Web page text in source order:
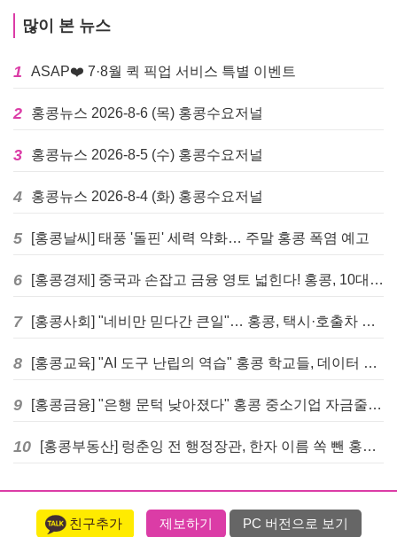
많이 본 뉴스
1 ASAP❤️ 7·8월 퀵 픽업 서비스 특별 이벤트
2 홍콩뉴스 2026-8-6 (목) 홍콩수요저널
3 홍콩뉴스 2026-8-5 (수) 홍콩수요저널
4 홍콩뉴스 2026-8-4 (화) 홍콩수요저널
5 [홍콩날씨] 태풍 '돌핀' 세력 약화… 주말 홍콩 폭염 예고
6 [홍콩경제] 중국과 손잡고 금융 영토 넓힌다! 홍콩, 10대 신규 정책 발표
7 [홍콩사회] "네비만 믿다간 큰일"… 홍콩, 택시·호출차 통합 시험 도입하며 규제 본격화
8 [홍콩교육] "AI 도구 난립의 역습" 홍콩 학교들, 데이터 고립에 교육 효과 평가 비상
9 [홍콩금융] "은행 문턱 낮아졌다" 홍콩 중소기업 자금줄 숨통 트이나… HKMA "2분기 신용 조건 안정적"
10 [홍콩부동산] 렁춘잉 전 행정장관, 한자 이름 쏙 뺀 홍콩 고급 아파트 단지들에 쓴소리
친구추가 제보하기 PC 버전으로 보기